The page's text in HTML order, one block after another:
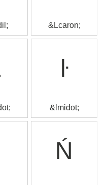
&Lcaron;
ŀ
&lmidot;
Ń